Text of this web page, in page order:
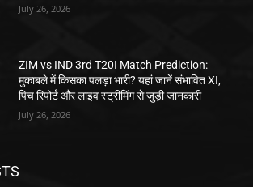
July 26, 2026
ZIM vs IND 3rd T20I Match Prediction:
मुकाबले में किसका पलड़ा भारी? यहां जानें संभावित XI,
पिच रिपोर्ट और लाइव स्ट्रीमिंग से जुड़ी जानकारी
July 26, 2026